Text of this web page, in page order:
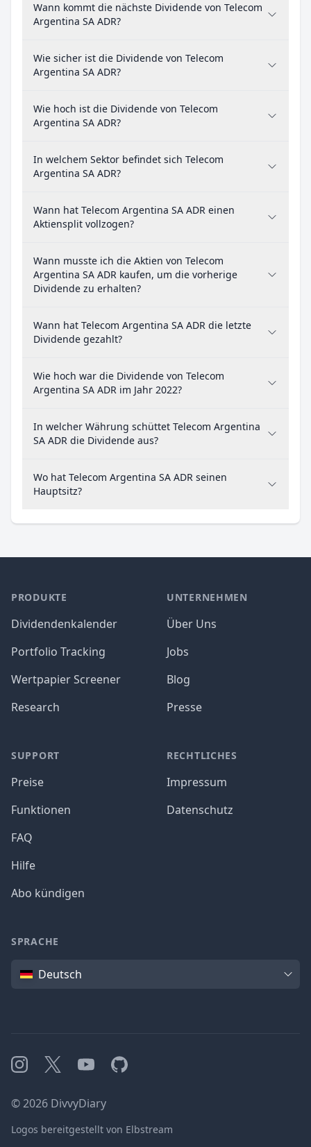
Wann kommt die nächste Dividende von Telecom
Argentina SA ADR?
Wie sicher ist die Dividende von Telecom
Argentina SA ADR?
Wie hoch ist die Dividende von Telecom
Argentina SA ADR?
In welchem Sektor befindet sich Telecom
Argentina SA ADR?
Wann hat Telecom Argentina SA ADR einen
Aktiensplit vollzogen?
Wann musste ich die Aktien von Telecom
Argentina SA ADR kaufen, um die vorherige
Dividende zu erhalten?
Wann hat Telecom Argentina SA ADR die letzte
Dividende gezahlt?
Wie hoch war die Dividende von Telecom
Argentina SA ADR im Jahr 2022?
In welcher Währung schüttet Telecom Argentina
SA ADR die Dividende aus?
Wo hat Telecom Argentina SA ADR seinen
Hauptsitz?
PRODUKTE
Dividendenkalender
Portfolio Tracking
Wertpapier Screener
Research
SUPPORT
Preise
Funktionen
FAQ
Hilfe
Abo kündigen
UNTERNEHMEN
Über Uns
Jobs
Blog
Presse
RECHTLICHES
Impressum
Datenschutz
SPRACHE
SpracheDeutsch
Instagram
X YouTubeGitHub
©2026 DivvyDiary
Logos bereitgestellt von Elbstream